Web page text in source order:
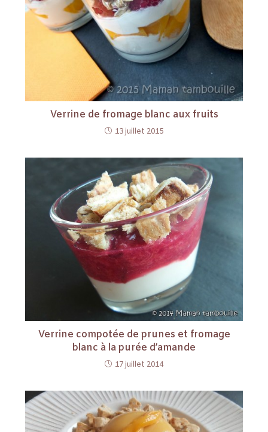
Verrine de fromage blanc aux fruits
13 juillet 2015
Verrine compotée de prunes et fromage
blanc à la purée d’amande
17 juillet 2014